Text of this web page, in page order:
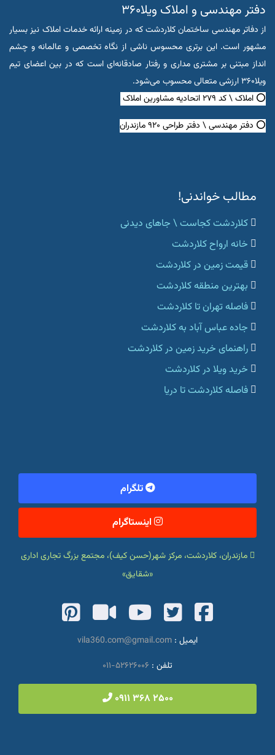
دفتر مهندسی و املاک ویلا۳۶۰
از دفاتر مهندسی ساختمان کلاردشت که در زمینه ارائه خدمات املاک نیز بسیار
مشهور است. این برتری محسوس ناشی از نگاه تخصصی و عالمانه و چشم
انداز مبتنی بر مشتری مداری و رفتار صادقانه‌ای است که در بین اعضای تیم
ویلا۳۶۰ ارزشی متعالی محسوب می‌شود.
⭕ املاک \ کد ۲۷۹ اتحادیه مشاورین املاک
⭕ دفتر مهندسی \ دفتر طراحی ۹۲۰ مازندران
مطالب خواندنی!
کلاردشت کجاست \ جاهای دیدنی
خانه ارواح کلاردشت
قیمت زمین در کلاردشت
بهترین منطقه کلاردشت
فاصله تهران تا کلاردشت
جاده عباس آباد به کلاردشت
راهنمای خرید زمین در کلاردشت
خرید ویلا در کلاردشت
فاصله کلاردشت تا دریا
تلگرام
اینستاگرام
مازندران، کلاردشت، مرکز شهر(حسن کیف)، مجتمع بزرگ تجاری اداری
«شقایق»
fab
fa-
facebook-
square
fab
fa-
twitter-
square
fab
fa-
youtube
fas
fa-
video
fab
ایمیل : vila360.com@gmail.com
تلفن : ۵۲۶۲۶۰۰۶-۰۱۱
۲۵۰۰ ۳۶۸ ۰۹۱۱